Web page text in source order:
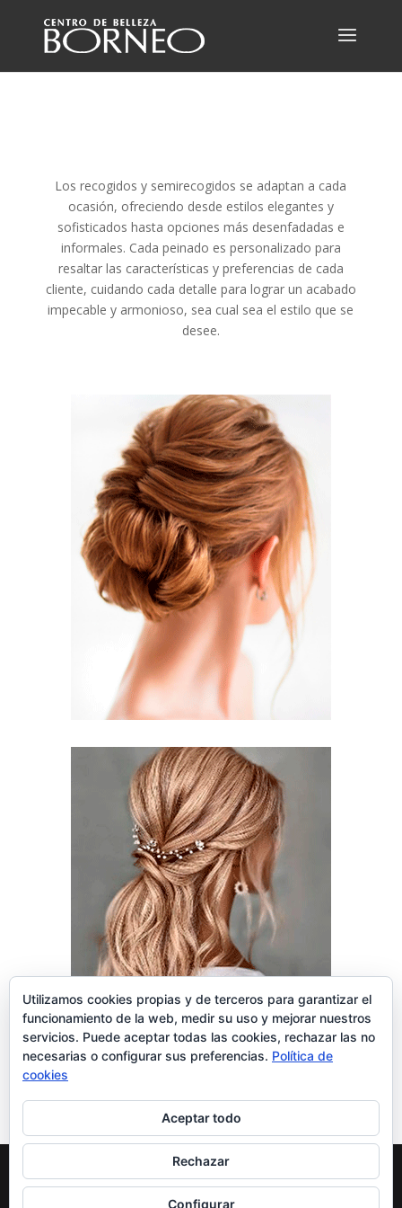
Los recogidos y semirecogidos se adaptan a cada
ocasión, ofreciendo desde estilos elegantes y
sofisticados hasta opciones más desenfadadas e
informales. Cada peinado es personalizado para
resaltar las características y preferencias de cada
cliente, cuidando cada detalle para lograr un acabado
impecable y armonioso, sea cual sea el estilo que se
desee.
| © 2024 Todos los Derechos
Utilizamos cookies propias y de terceros para garantizar el
funcionamiento de la web, medir su uso y mejorar nuestros
servicios. Puede aceptar todas las cookies, rechazar las no
necesarias o configurar sus preferencias. Política de
cookies
Aceptar todo
Rechazar
Configurar